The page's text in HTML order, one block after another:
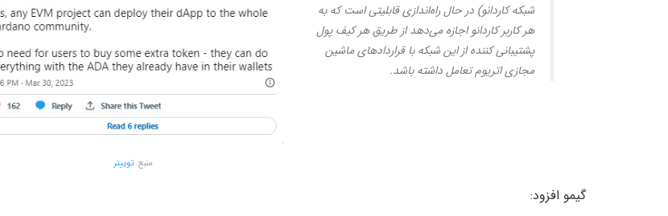
شبکه کاردانو) در حال راه‌اندازی قابلیتی است که به
هر کاربر کاردانو اجازه می‌دهد از طریق هر کیف پول
پشتیبانی کننده از این شبکه با قراردادهای ماشین
مجازی اتریوم تعامل داشته باشد.
منبع: توییتر
گیمو افزود: